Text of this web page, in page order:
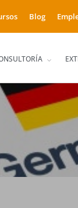
Blog